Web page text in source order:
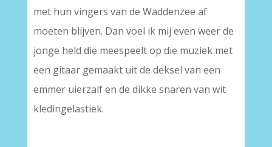
met hun vingers van de Waddenzee af
moeten blijven. Dan voel ik mij even weer de
jonge held die meespeelt op die muziek met
een gitaar gemaakt uit de deksel van een
emmer uierzalf en de dikke snaren van wit
kledingelastiek.